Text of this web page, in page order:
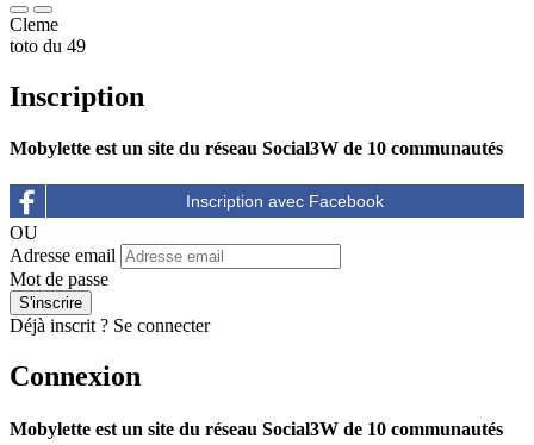
Cleme
toto du 49
Inscription
Mobylette est un site du réseau Social3W de 10 communautés
OU
Adresse email
Mot de passe
Déjà inscrit ? Se connecter
Connexion
Mobylette est un site du réseau Social3W de 10 communautés